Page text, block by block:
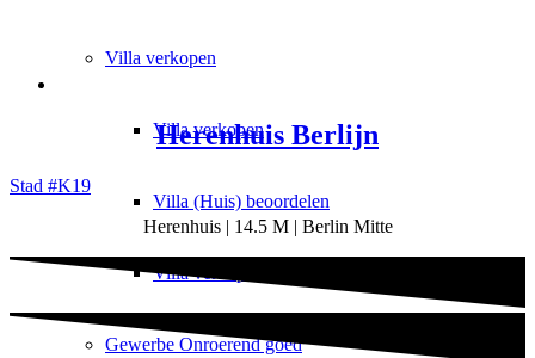
Villa verkopen
Villa verkopen
Villa (Huis) beoordelen
Villa verkopen: Fouten
Gewerbe Onroerend goed
Herenhuis Berlijn
Stad #K19
Herenhuis | 14.5 M | Berlin Mitte